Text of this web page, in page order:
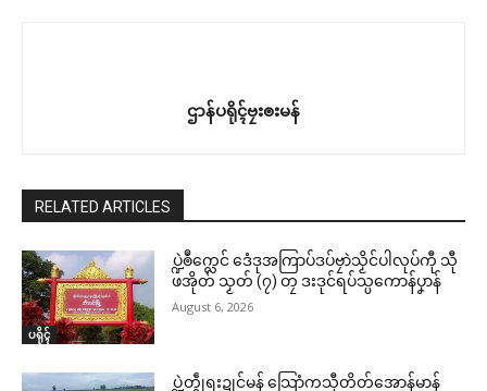
ဌာန်ပရိုၚ်ဗၠးၜးမန်
RELATED ARTICLES
ပရိုၚ်
ပ္ဍဲၜဳက္လေင် ဒေံဒုအကြာပ်ဒပ်ဗၠာဲသၟိင်ပါလုပ်ကီု သီု
ဖအိုတ် သၟတ် (၇) တၠ ဒးဒုင်ရပ်သ္ပကောန်ပၞာန်
August 6, 2026
ပ္ဍဲတွဵုရးဍုင်မန် သြောံကသီုတိတ်အောန်မာန်